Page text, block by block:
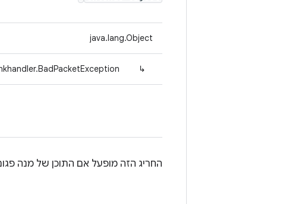
java.lang.Object
↳
החריג הזה מופעל אם התוכן של מנה